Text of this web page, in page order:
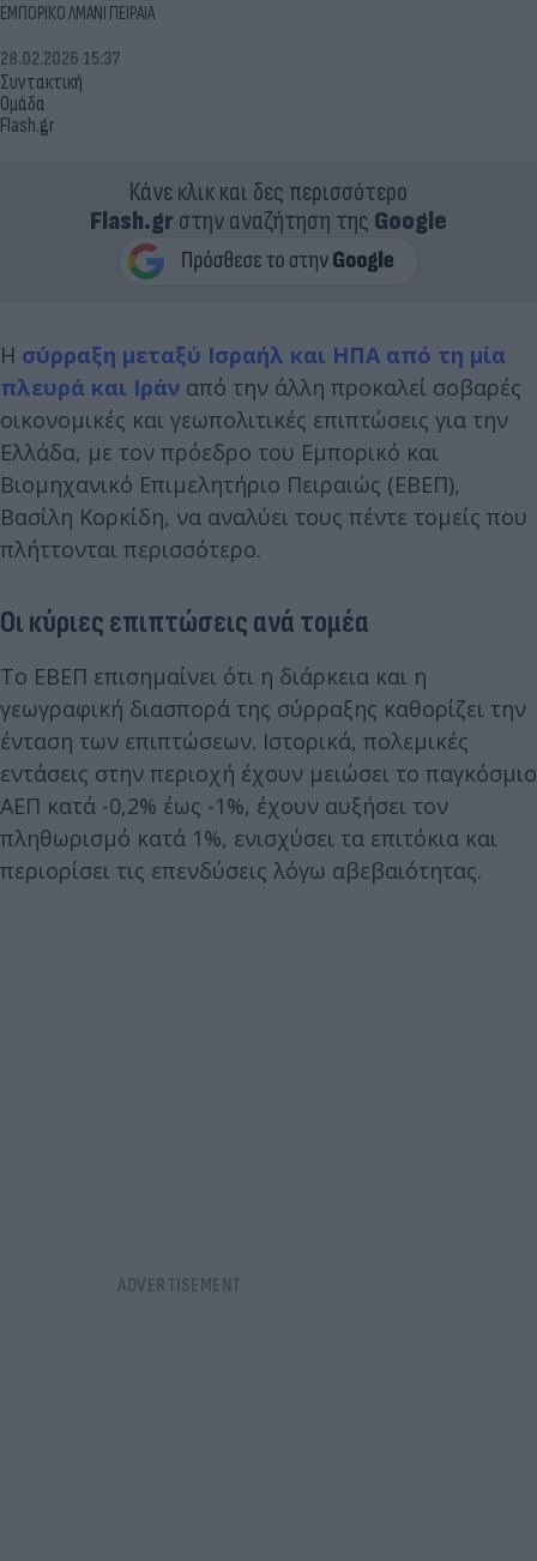
ΕΜΠΟΡΙΚΟ ΛΜΑΝΙ ΠΕΙΡΑΙΑ
Συντακτική
Ομάδα
Flash.gr
28.02.2026 15:37
Κάνε κλικ και δες περισσότερο
Flash.grστην αναζήτηση της Google
Η σύρραξη μεταξύ Ισραήλ και ΗΠΑ από τη μία
πλευρά και Ιράν από την άλλη προκαλεί σοβαρές
οικονομικές και γεωπολιτικές επιπτώσεις για την
Ελλάδα, με τον πρόεδρο του Εμπορικό και
Βιομηχανικό Επιμελητήριο Πειραιώς (ΕΒΕΠ),
Βασίλη Κορκίδη, να αναλύει τους πέντε τομείς που
πλήττονται περισσότερο.
Οι κύριες επιπτώσεις ανά τομέα
Το ΕΒΕΠ επισημαίνει ότι η διάρκεια και η
γεωγραφική διασπορά της σύρραξης καθορίζει την
ένταση των επιπτώσεων. Ιστορικά, πολεμικές
εντάσεις στην περιοχή έχουν μειώσει το παγκόσμιο
ΑΕΠ κατά -0,2% έως -1%, έχουν αυξήσει τον
πληθωρισμό κατά 1%, ενισχύσει τα επιτόκια και
περιορίσει τις επενδύσεις λόγω αβεβαιότητας.